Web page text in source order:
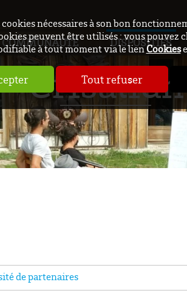
nécessaires à son bon
peuvent être utilisés : vous pouvez
à tout moment via le lienCookies
Tout refuser
COMMUNAUTÉ DISPOSITIFS
Crisalidh
de partenaires